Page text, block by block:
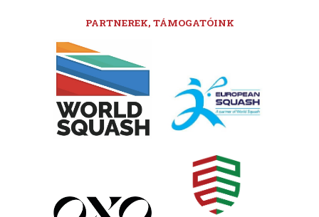
PARTNEREK, TÁMOGATÓINK